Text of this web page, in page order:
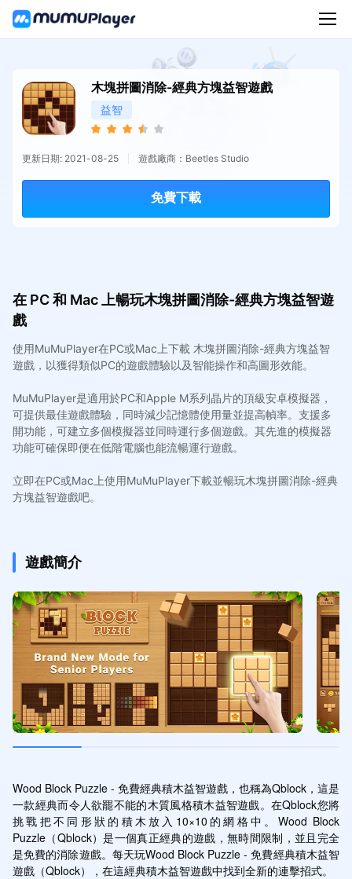
木塊拼圖消除-經典方塊益智遊戲
益智
更新日期: 2021-08-25 遊戲廠商：Beetles Studio
免費下載
在 PC 和 Mac 上暢玩木塊拼圖消除-經典方塊益智遊
戲
使用MuMuPlayer在PC或Mac上下載 木塊拼圖消除-經典方塊益智
遊戲，以獲得類似PC的遊戲體驗以及智能操作和高圖形效能。
MuMuPlayer是適用於PC和Apple M系列晶片的頂級安卓模擬器，
可提供最佳遊戲體驗，同時減少記憶體使用量並提高幀率。支援多
開功能，可建立多個模擬器並同時運行多個遊戲。其先進的模擬器
功能可確保即便在低階電腦也能流暢運行遊戲。
立即在PC或Mac上使用MuMuPlayer下載並暢玩木塊拼圖消除-經典
方塊益智遊戲吧。
遊戲簡介
Wood Block Puzzle - 免費經典積木益智遊戲，也稱為Qblock，這是
一款經典而令人欲罷不能的木質風格積木益智遊戲。在Qblock您將
挑戰把不同形狀的積木放入10×10的網格中。Wood Block
Puzzle（Qblock）是一個真正經典的遊戲，無時間限制，並且完全
是免費的消除遊戲。每天玩Wood Block Puzzle - 免費經典積木益智
遊戲（Qblock），在這經典積木益智遊戲中找到全新的連擊招式。